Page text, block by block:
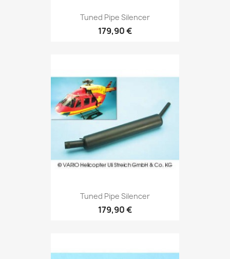
Tuned Pipe Silencer
179,90 €
Tuned Pipe Silencer
179,90 €